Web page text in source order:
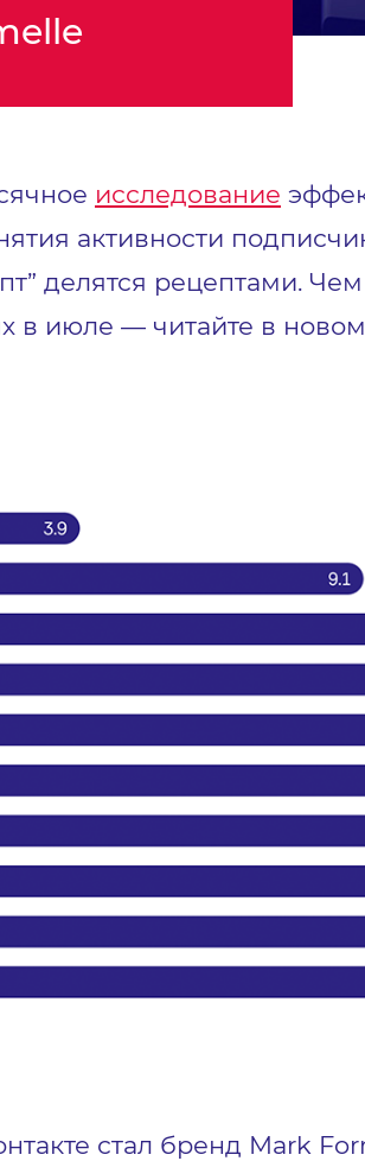
исследование
активности
делятся рецептами.
в июле — читайте в
стал бренд Mark